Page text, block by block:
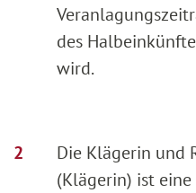
des
wird.
Die Klägerin und
(Klägerin) ist